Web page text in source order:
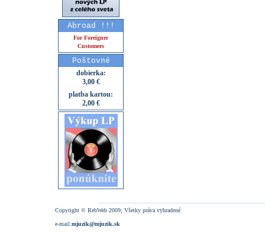
Abroad !!!
For Foreigner
Customers
Poštovné
dobierka:
3,00 €
platba kartou:
2,00 €
Copyright © RebWeb 2009; Všetky práva vyhradené
e-mail:mjuzik@mjuzik.sk